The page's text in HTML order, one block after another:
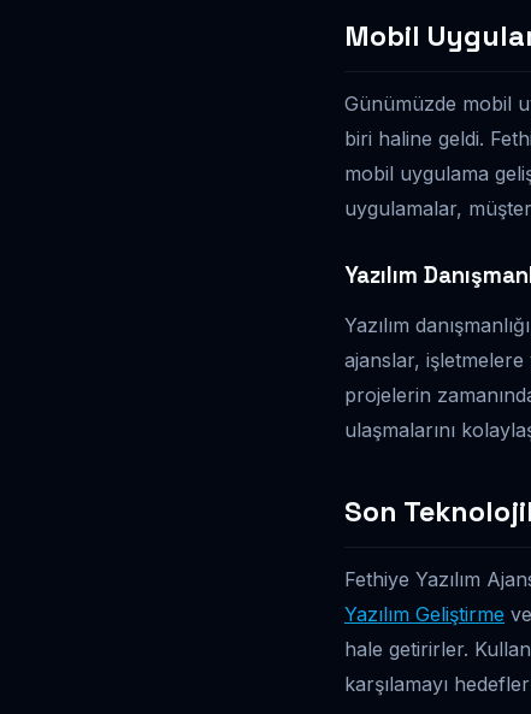
Mobil
Günümüzde mobil
biri haline geldi.
mobil uygulama
uygulamalar,
Yazılım
Yazılım
ajanslar,
projelerin
ulaşmalarını
Son
Fethiye Yazılım
Yazılım Geliştirme ve
hale getirirler.
karşılamayı